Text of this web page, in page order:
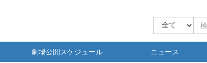
劇場公開スケジュール ニュース